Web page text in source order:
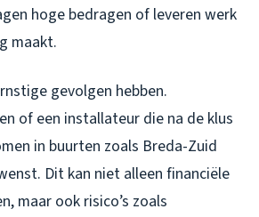
hoge bedragen of leveren werk
maakt.
gevolgen hebben.
of een installateur die na de klus
in buurten zoals Breda-Zuid
Dit kan niet alleen financiële
maar ook risico’s zoals